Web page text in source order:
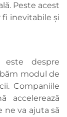
Peste acest
inevitabile și
este despre
modul de
Companiile
accelerează
va ajuta să